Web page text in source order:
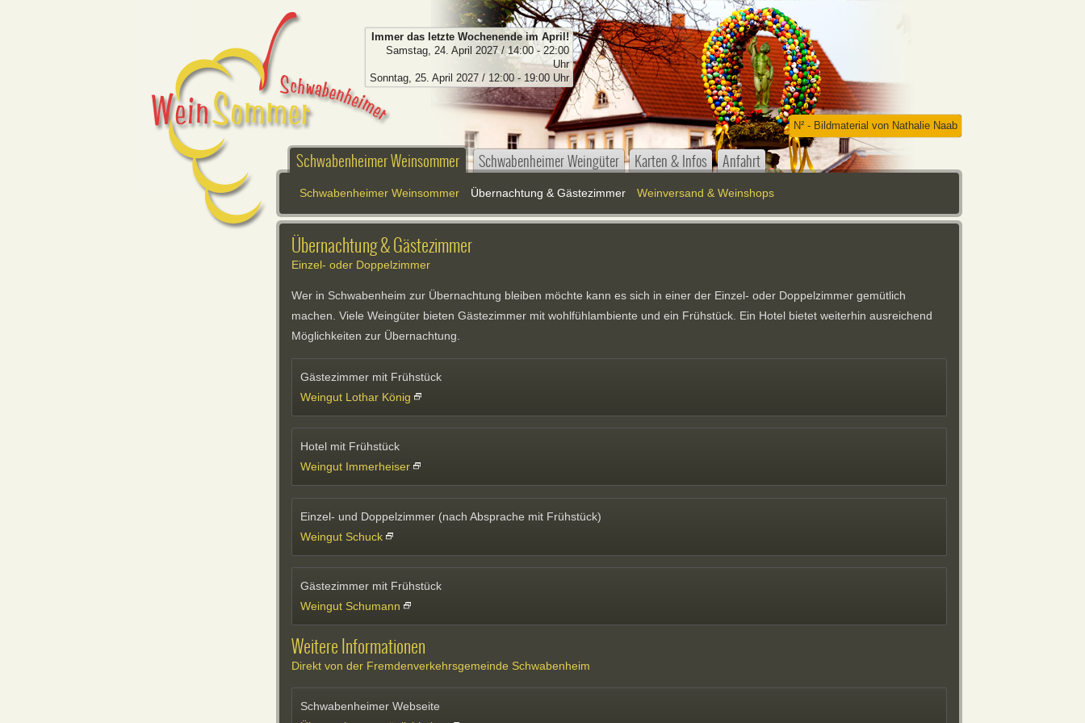
Immer das letzte Wochenende im April!
Samstag, 24. April 2027 / 14:00 - 22:00
Uhr
Sonntag, 25. April 2027 / 12:00 - 19:00 Uhr
N² - Bildmaterial von Nathalie Naab
Schwabenheimer Weinsommer Schwabenheimer Weingüter Karten & Infos Anfahrt
Schwabenheimer Weinsommer Übernachtung & Gästezimmer Weinversand & Weinshops
Übernachtung & Gästezimmer
Einzel- oder Doppelzimmer
Wer in Schwabenheim zur Übernachtung bleiben möchte kann es sich in einer der Einzel- oder Doppelzimmer gemütlich
machen. Viele Weingüter bieten Gästezimmer mit wohlfühlambiente und ein Frühstück. Ein Hotel bietet weiterhin ausreichend
Möglichkeiten zur Übernachtung.
Gästezimmer mit Frühstück
Weingut Lothar König
Hotel mit Frühstück
Weingut Immerheiser
Einzel- und Doppelzimmer (nach Absprache mit Frühstück)
Weingut Schuck
Gästezimmer mit Frühstück
Weingut Schumann
Weitere Informationen
Direkt von der Fremdenverkehrsgemeinde Schwabenheim
Schwabenheimer Webseite